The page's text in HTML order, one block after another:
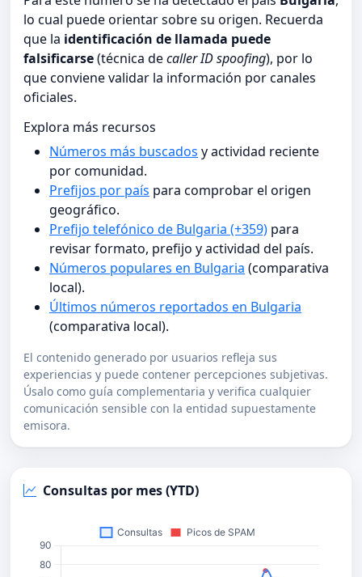
lo cual puede orientar sobre su origen. Recuerda
que la identificación de llamada puede
falsificarse(técnica decaller ID spoofing), por lo
que conviene validar la información por canales
oficiales.
Explora más recursos
Números más buscados y actividad reciente
por comunidad.
Prefijos por país para comprobar el origen
geográfico.
Prefijo telefónico de Bulgaria (+359) para
revisar formato, prefijo y actividad del país.
Números populares en Bulgaria (comparativa
local).
Últimos números reportados en Bulgaria
(comparativa local).
El contenido generado por usuarios refleja sus
experiencias y puede contener percepciones subjetivas.
Úsalo como guía complementaria y verifica cualquier
comunicación sensible con la entidad supuestamente
emisora.
Consultas por mes (YTD)